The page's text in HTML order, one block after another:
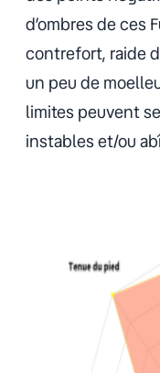
d’ombres de ces
contrefort, raide
un peu de
limites peuvent
instables et/ou